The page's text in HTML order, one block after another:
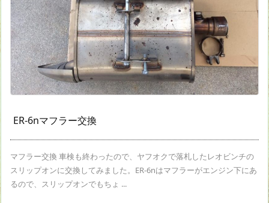
ER-6nマフラー交換
マフラー交換 車検も終わったので、ヤフオクで落札したレオビンチの
スリップオンに交換してみました。ER-6nはマフラーがエンジン下にあ
るので、スリップオンでもちょ ...